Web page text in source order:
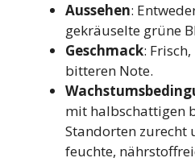
Aussehen:
gekräuselte grüne
Geschmack:
bitteren Note.
mit halbschattigen
Standorten zurecht
feuchte,